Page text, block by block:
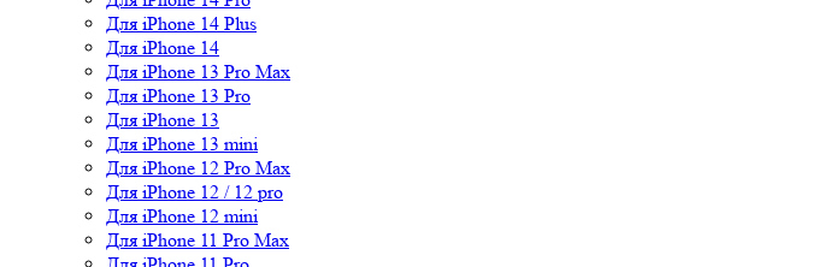
Для iPhone 14 Plus
Для iPhone 14
Для iPhone 13 Pro Max
Для iPhone 13 Pro
Для iPhone 13
Для iPhone 13 mini
Для iPhone 12 Pro Max
Для iPhone 12 / 12 pro
Для iPhone 12 mini
Для iPhone 11 Pro Max